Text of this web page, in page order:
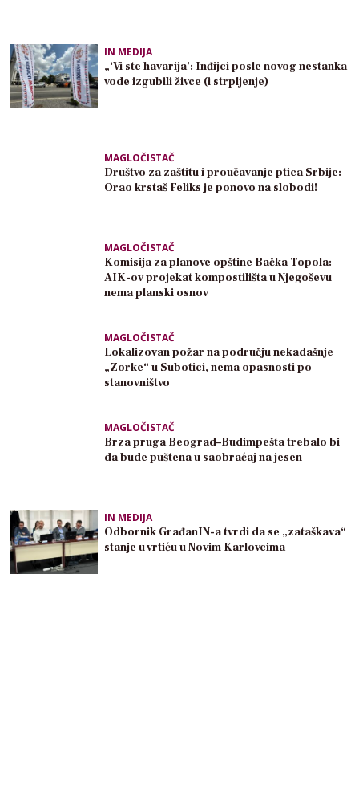
IN MEDIJA
„‘Vi ste havarija’: Inđijci posle novog nestanka
vode izgubili živce (i strpljenje)
MAGLOČISTAČ
Društvo za zaštitu i proučavanje ptica Srbije:
Orao krstaš Feliks je ponovo na slobodi!
MAGLOČISTAČ
Komisija za planove opštine Bačka Topola:
AIK-ov projekat kompostilišta u Njegoševu
nema planski osnov
MAGLOČISTAČ
Lokalizovan požar na području nekadašnje
„Zorke“ u Subotici, nema opasnosti po
stanovništvo
MAGLOČISTAČ
Brza pruga Beograd–Budimpešta trebalo bi
da bude puštena u saobraćaj na jesen
IN MEDIJA
Odbornik GrađanIN-a tvrdi da se „zataškava“
stanje u vrtiću u Novim Karlovcima